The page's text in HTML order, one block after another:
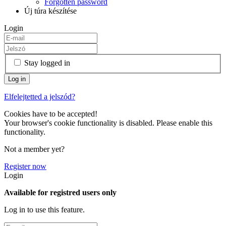
Új túra készítése
Login
Stay logged in
Elfelejtetted a jelszód?
Cookies have to be accepted!
Your browser's cookie functionality is disabled. Please enable this
functionality.
Not a member yet?
Register now
Login
Available for registred users only
Log in to use this feature.